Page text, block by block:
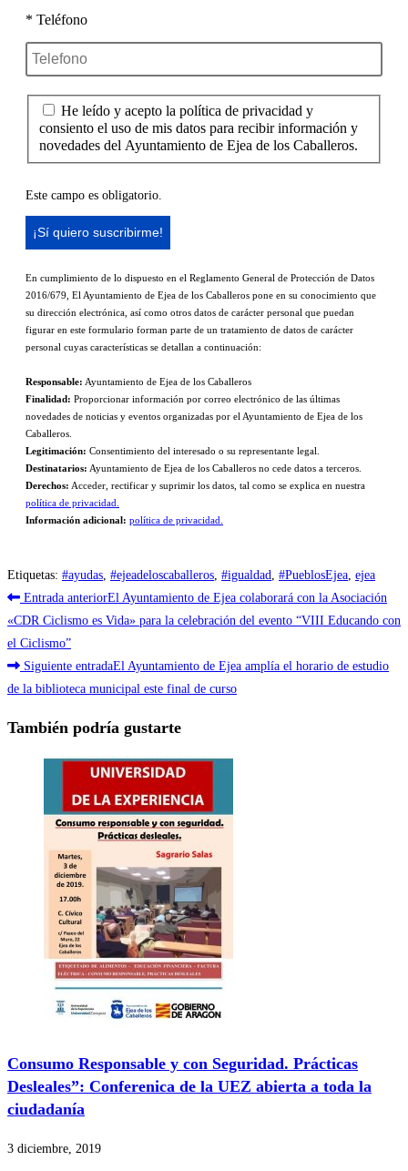
* Teléfono
He leído y acepto la política de privacidad y
consiento el uso de mis datos para recibir información y
novedades del Ayuntamiento de Ejea de los Caballeros.
Este campo es obligatorio.
En cumplimiento de lo dispuesto en el Reglamento General de Protección de Datos
2016/679, El Ayuntamiento de Ejea de los Caballeros pone en su conocimiento que
su dirección electrónica, así como otros datos de carácter personal que puedan
figurar en este formulario forman parte de un tratamiento de datos de carácter
personal cuyas características se detallan a continuación:
Responsable: Ayuntamiento de Ejea de los Caballeros
Finalidad: Proporcionar información por correo electrónico de las últimas
novedades de noticias y eventos organizadas por el Ayuntamiento de Ejea de los
Caballeros.
Legitimación: Consentimiento del interesado o su representante legal.
Destinatarios: Ayuntamiento de Ejea de los Caballeros no cede datos a terceros.
Derechos: Acceder, rectificar y suprimir los datos, tal como se explica en nuestra
política de privacidad.
Información adicional: política de privacidad.
Etiquetas: #ayudas #ejeadeloscaballeros #igualdad #PueblosEjea ejea
Leer
más
artículos
Entrada anteriorEl Ayuntamiento de Ejea colaborará con la Asociación
«CDR Ciclismo es Vida» para la celebración del evento “VIII Educando con
el Ciclismo”
Siguiente entradaEl Ayuntamiento de Ejea amplía el horario de estudio
de la biblioteca municipal este final de curso
También podría gustarte
Consumo Responsable y con Seguridad. Prácticas
Desleales”: Conferenica de la UEZ abierta a toda la
ciudadanía
3 diciembre, 2019